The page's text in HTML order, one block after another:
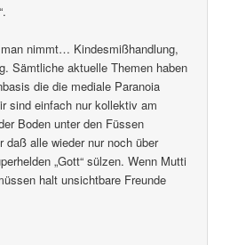
nimmt… Kindesmißhandlung,
Sämtliche aktuelle Themen haben
die die mediale Paranoia
sind einfach nur kollektiv am
Boden unter den Füssen
daß alle wieder nur noch über
„Gott“ sülzen. Wenn Mutti
halt unsichtbare Freunde